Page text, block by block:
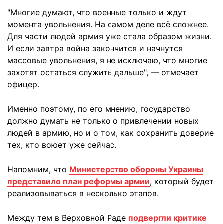
"Многие думают, что военные только и ждут
момента увольнения. На самом деле всё сложнее.
Для части людей армия уже стала образом жизни.
И если завтра война закончится и начнутся
массовые увольнения, я не исключаю, что многие
захотят остаться служить дальше", — отмечает
офицер.
Именно поэтому, по его мнению, государство
должно думать не только о привлечении новых
людей в армию, но и о том, как сохранить доверие
тех, кто воюет уже сейчас.
Напомним, что Министерство обороны Украины
представило план реформы армии, который будет
реализовываться в несколько этапов.
Между тем в Верховной Раде подвергли критике